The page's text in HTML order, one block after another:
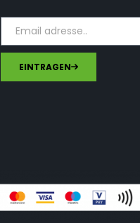
EINTRAGEN